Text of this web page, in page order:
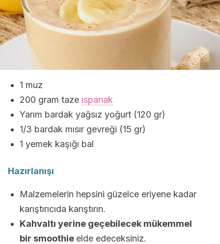
1 muz
200 gram taze ıspanak
Yarım bardak yağsız yoğurt (120 gr)
1/3 bardak mısır gevreği (15 gr)
1 yemek kaşığı bal
Hazırlanışı
Malzemelerin hepsini güzelce eriyene kadar
karıştırıcıda karıştırın.
Kahvaltı yerine geçebilecek mükemmel
bir smoothie elde edeceksiniz.